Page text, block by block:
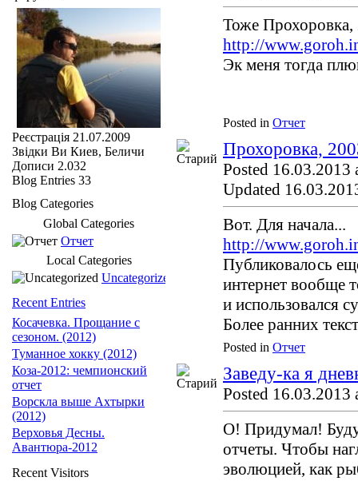
Тоже Прохоровка,
http://
Эк меня тогда
Posted in Отчет
Прохоровка,
Posted 16.03.2013
Updated
Вот. Для начала...
http://
Публиковалось
интернет вообще
и использовался
Более ранних
Posted in Отчет
Заведу-ка я
Posted 16.03.2013
О! Придумал! Буду
отчеты. Чтобы
эволюцией, как
Реєстрація 21.07.2009
Звідки Ви Киев, Беличи
Дописи 2.032
Blog Entries 33
Blog Categories
Global Categories
Отчет
Local Categories
Uncategorized
Recent Entries
Косачевка. Прощание с
сезоном. (2012)
Туманное хокку (2012)
Коза-2012: чемпионский
отчет
Ворскла выше Ахтырки
(2012)
Верховья Десны.
Авантюра-2012
Recent Visitors